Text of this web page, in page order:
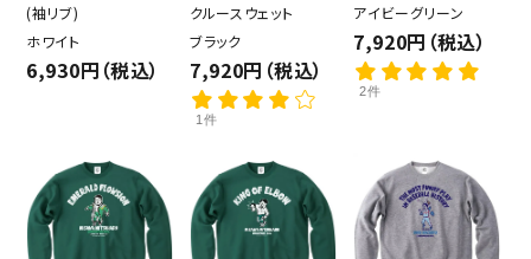
(袖リブ)
ホワイト
6,930円（税込）
クルースウェット
ブラック
7,920円（税込）
1件
アイビーグリーン
7,920円（税込）
2件